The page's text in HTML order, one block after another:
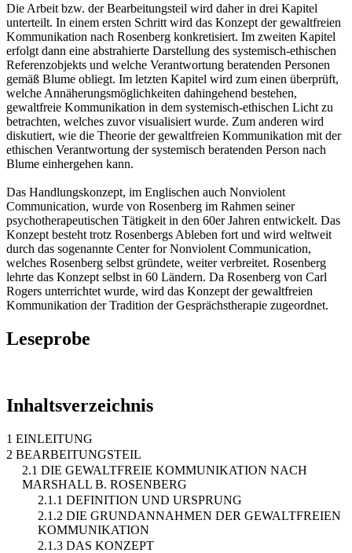
Die Arbeit bzw. der Bearbeitungsteil wird daher in drei Kapitel
unterteilt. In einem ersten Schritt wird das Konzept der gewaltfreien
Kommunikation nach Rosenberg konkretisiert. Im zweiten Kapitel
erfolgt dann eine abstrahierte Darstellung des systemisch-ethischen
Referenzobjekts und welche Verantwortung beratenden Personen
gemäß Blume obliegt. Im letzten Kapitel wird zum einen überprüft,
welche Annäherungsmöglichkeiten dahingehend bestehen,
gewaltfreie Kommunikation in dem systemisch-ethischen Licht zu
betrachten, welches zuvor visualisiert wurde. Zum anderen wird
diskutiert, wie die Theorie der gewaltfreien Kommunikation mit der
ethischen Verantwortung der systemisch beratenden Person nach
Blume einhergehen kann.
Das Handlungskonzept, im Englischen auch Nonviolent
Communication, wurde von Rosenberg im Rahmen seiner
psychotherapeutischen Tätigkeit in den 60er Jahren entwickelt. Das
Konzept besteht trotz Rosenbergs Ableben fort und wird weltweit
durch das sogenannte Center for Nonviolent Communication,
welches Rosenberg selbst gründete, weiter verbreitet. Rosenberg
lehrte das Konzept selbst in 60 Ländern. Da Rosenberg von Carl
Rogers unterrichtet wurde, wird das Konzept der gewaltfreien
Kommunikation der Tradition der Gesprächstherapie zugeordnet.
Leseprobe
Inhaltsverzeichnis
1 EINLEITUNG
2 BEARBEITUNGSTEIL
2.1 DIE GEWALTFREIE KOMMUNIKATION NACH
MARSHALL B. ROSENBERG
2.1.1 DEFINITION UND URSPRUNG
2.1.2 DIE GRUNDANNAHMEN DER GEWALTFREIEN
KOMMUNIKATION
2.1.3 DAS KONZEPT